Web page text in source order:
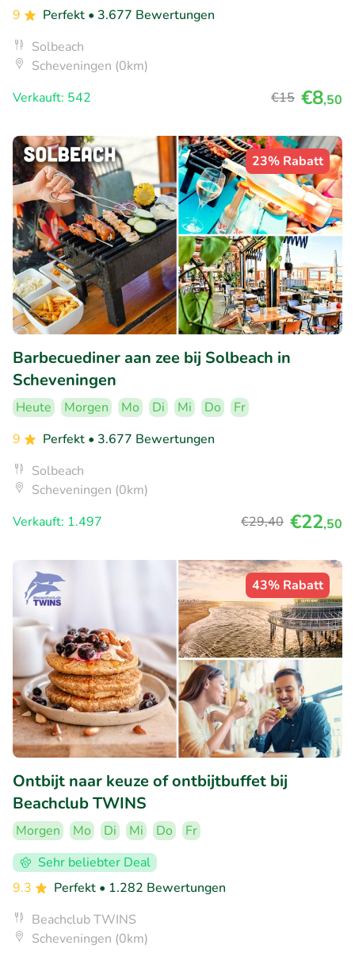
9 Perfekt • 3.677 Bewertungen
Solbeach
Scheveningen (0km)
Verkauft: 542
€15 €8,50
23% Rabatt
Barbecuediner aan zee bij Solbeach in
Scheveningen
Heute Morgen Mo Di Mi Do
Fr
9
Perfekt • 3.677 Bewertungen
Solbeach
Scheveningen (0km)
Verkauft: 1.497
€29,40 €22,50
43% Rabatt
Ontbijt naar keuze of ontbijtbuffet bij
Beachclub TWINS
Morgen Mo Di Mi Do
Fr
Sehr beliebter Deal
9.3
Perfekt • 1.282 Bewertungen
Beachclub TWINS
Scheveningen (0km)